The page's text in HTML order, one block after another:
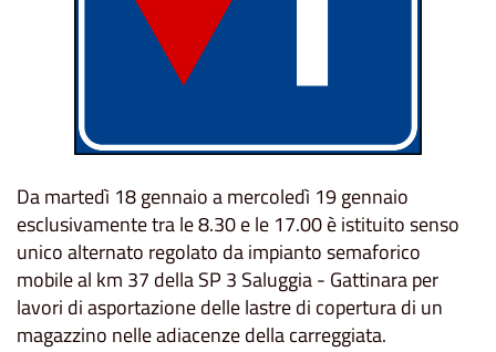
Da martedì 18 gennaio a mercoledì 19 gennaio
esclusivamente tra le 8.30 e le 17.00 è istituito senso
unico alternato regolato da impianto semaforico
mobile al km 37 della SP 3 Saluggia - Gattinara per
lavori di asportazione delle lastre di copertura di un
magazzino nelle adiacenze della carreggiata.